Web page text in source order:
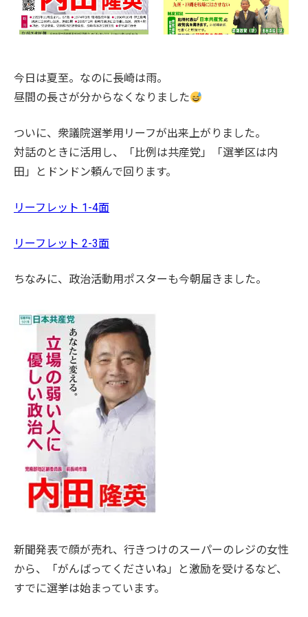
今日は夏至。なのに長崎は雨。
昼間の長さが分からなくなりました
ついに、衆議院選挙用リーフが出来上がりました。
対話のときに活用し、「比例は共産党」「選挙区は内
田」とドンドン頼んで回ります。
リーフレット 1-4面
リーフレット 2-3面
ちなみに、政治活動用ポスターも今朝届きました。
新聞発表で顔が売れ、行きつけのスーパーのレジの女性
から、「がんばってくださいね」と激励を受けるなど、
すでに選挙は始まっています。